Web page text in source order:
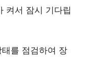
켜서 잠시 기다립
를 점검하여 장